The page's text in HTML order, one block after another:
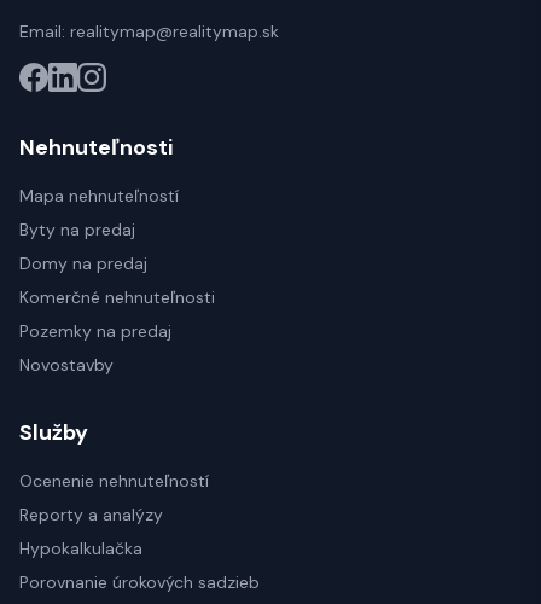
Email: realitymap@realitymap.sk
Nehnuteľnosti
Mapa nehnuteľností
Byty na predaj
Domy na predaj
Komerčné nehnuteľnosti
Pozemky na predaj
Novostavby
Služby
Ocenenie nehnuteľností
Reporty a analýzy
Hypokalkulačka
Porovnanie úrokových sadzieb